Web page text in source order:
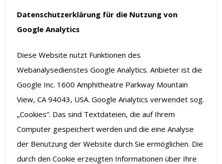
Datenschutzerklärung für die Nutzung von
Google Analytics
Diese Website nutzt Funktionen des
Webanalysedienstes Google Analytics. Anbieter ist die
Google Inc. 1600 Amphitheatre Parkway Mountain
View, CA 94043, USA. Google Analytics verwendet sog.
„Cookies“. Das sind Textdateien, die auf Ihrem
Computer gespeichert werden und die eine Analyse
der Benutzung der Website durch Sie ermöglichen. Die
durch den Cookie erzeugten Informationen über Ihre